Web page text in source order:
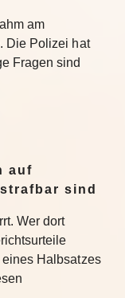
am
Die Polizei hat
Fragen sind
auf
sind
Wer dort
Halbsatzes